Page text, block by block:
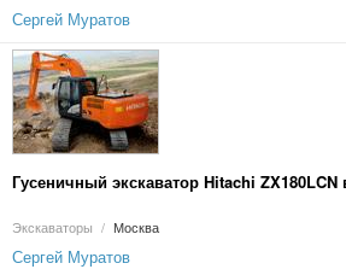
Сергей Муратов
Гусеничный экскаватор Hitachi ZX180LCN
Экскаваторы / Москва
Сергей Муратов